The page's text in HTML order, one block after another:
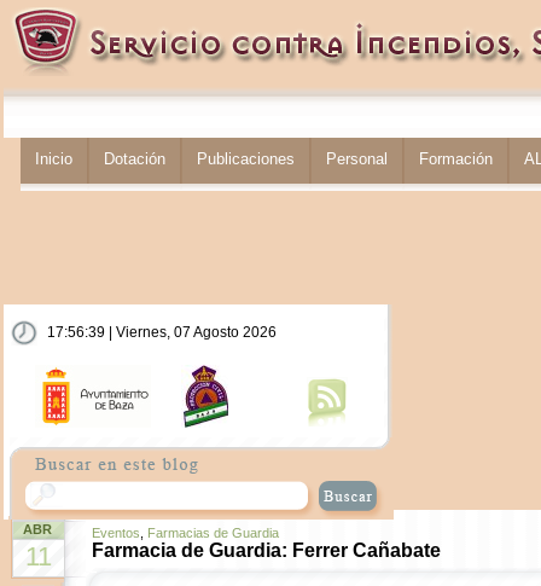
Inicio Dotación Publicaciones Personal Formación
17:56:39 | Viernes, 07 Agosto 2026
ABR
11
Eventos Farmacias de Guardia
Farmacia de Guardia: Ferrer Cañabate